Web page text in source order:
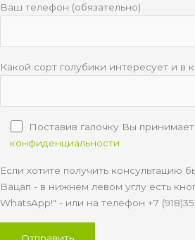
Ваш телефон (обязательно)
Какой сорт голубики интересует и в
Поставив галочку Вы
конфиденциальности
Если хотите получить консультацию
Вацап - в нижнем левом углу есть
WhatsApp!" - или на телефон +7